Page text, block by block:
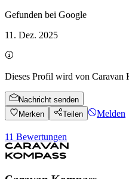
Gefunden bei Google
11. Dez. 2025
Dieses Profil wird von Caravan
Nachricht senden
Merken
Teilen Melden
11 Bewertungen